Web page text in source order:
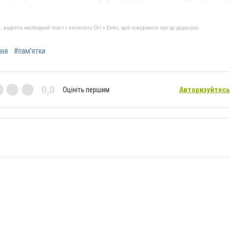
необхідний текст і натисніть Ctrl + Enter, щоб повідомити про це редакцію
#пам'ятки
0,0 Оцініть першим Авторизуйтесь